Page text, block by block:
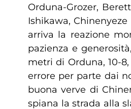
Orduna-Grozer,
Ishikawa,
arriva la reazione
pazienza e
metri di Orduna, 10-
errore per parte dai
buona verve di
spiana la strada alla